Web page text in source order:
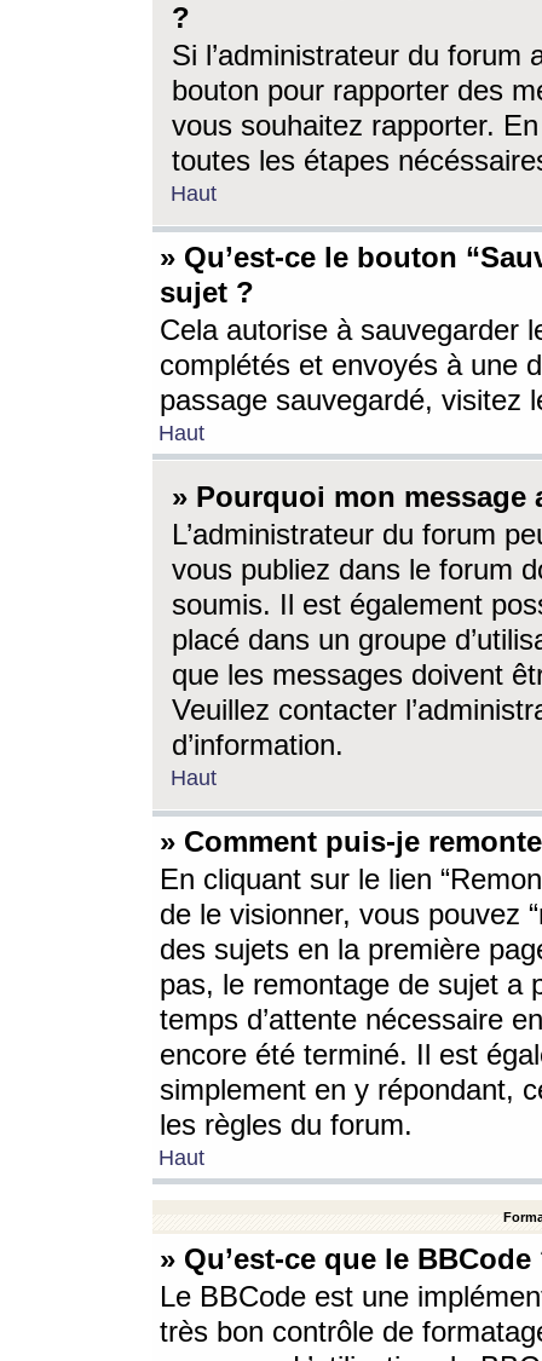
?
Si l’administrateur du forum
bouton pour rapporter des
vous souhaitez rapporter.
toutes les étapes
Haut
» Qu’est-ce le bouton
sujet ?
Cela autorise à sauvegarder
complétés et envoyés à une
passage sauvegardé, visitez
Haut
» Pourquoi mon message
L’administrateur du forum
vous publiez dans le forum
soumis. Il est également
placé dans un groupe
que les messages doivent
Veuillez contacter
d’information.
Haut
» Comment puis-je
En cliquant sur le lien
de le visionner, vous pouvez
des sujets en la première
pas, le remontage de sujet a
temps d’attente nécessaire
encore été terminé. Il est
simplement en y répondant,
les règles du forum.
Haut
» Qu’est-ce que le BBCode
Le BBCode est une
très bon contrôle de